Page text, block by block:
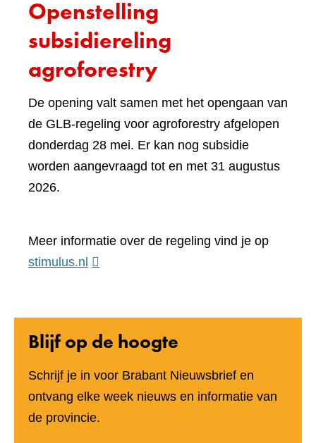
Openstelling
subsidiereling
agroforestry
De opening valt samen met het opengaan van
de GLB-regeling voor agroforestry afgelopen
donderdag 28 mei. Er kan nog subsidie
worden aangevraagd tot en met 31 augustus
2026.
Meer informatie over de regeling vind je op
stimulus.nl (verwijst
website)
Blijf op de hoogte
Schrijf je in voor Brabant Nieuwsbrief en
ontvang elke week nieuws en informatie van
de provincie.